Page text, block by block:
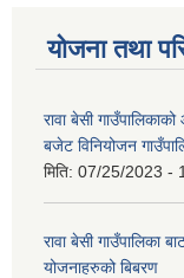
योजना तथा
रावा बेसी
बजेट विनियोजन
मिति: 07/25/2023 -
रावा बेसी गाउँपालिका
योजनाहरुको बिबरण